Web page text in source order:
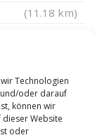
Technologien
oder darauf
können wir
Website
oder
(11.18 km)
(11.38 km)
(11.4 km)
(11.46 km)